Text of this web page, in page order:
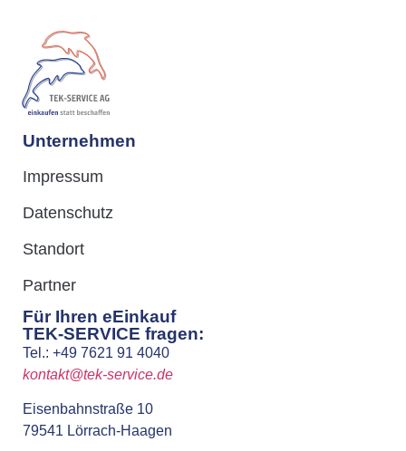
Unternehmen
Impressum
Datenschutz
Standort
Partner
Für Ihren eEinkauf
TEK-SERVICE fragen:
Tel.: +49 7621 91 4040
kontakt@tek-service.de
Eisenbahnstraße 10
79541 Lörrach-Haagen